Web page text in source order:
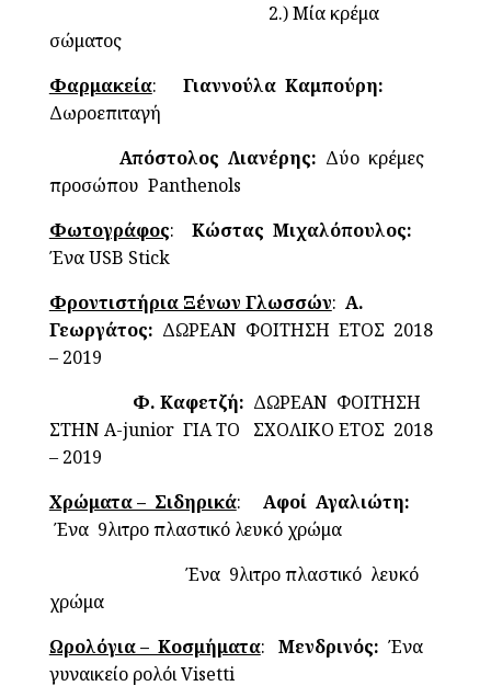
2.) Μία κρέμα
σώματος
Φαρμακεία:
Γιαννούλα Καμπούρη:
Δωροεπιταγή
Απόστολος Λιανέρης: Δύο κρέμες
προσώπου Panthenols
Φωτογράφος: Κώστας Μιχαλόπουλος:
Ένα USB Stick
Φροντιστήρια Ξένων Γλωσσών: Α.
Γεωργάτος: ΔΩΡΕΑΝ ΦΟΙΤΗΣΗ ΕΤΟΣ 2018
– 2019
Φ. Καφετζή: ΔΩΡΕΑΝ ΦΟΙΤΗΣΗ
ΣΤΗΝ Α-junior ΓΙΑ ΤΟ ΣΧΟΛΙΚΟ ΕΤΟΣ 2018
– 2019
Χρώματα – Σιδηρικά:
Αφοί Αγαλιώτη:
Ένα 9λιτρο πλαστικό λευκό χρώμα
Ένα 9λιτρο πλαστικό λευκό
χρώμα
Ωρολόγια – Κοσμήματα: Μενδρινός: Ένα
γυναικείο ρολόι Visetti